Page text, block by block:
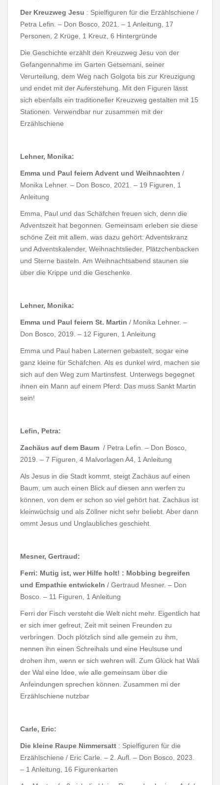
Der Kreuzweg Jesu : Spielfiguren für die Erzählschiene /
Petra Lefin. – Don Bosco, 2021. – 1 Anleitung, 17
Personen, 2 Krüge, 1 Kreuz, 6 Hintergründe
Die Geschichte erzählt den Kreuzweg Jesu von der
Gefangennahme im Garten Getsemani, seiner
Verurteilung, dem Weg nach Golgota bis zur Kreuzigung
und endet mit der Auferstehung. Mit den Figuren lässt
sich ebenfalls ein traditioneller Kreuzweg gestalten mit 15
Stationen. Verwendbar nur zusammen mit der
Erzählschiene
Lehner, Monika:
Emma und Paul feiern Advent und Weihnachten /
Monika Lehner. – Don Bosco, 2021. – 19 Figuren, 1
Anleitung
Emma, Paul und das Schäfchen freuen sich, denn die
Adventszeit hat begonnen. Gemeinsam erleben sie diese
schöne Zeit mit allem, was dazu gehört: Adventskranz
und Adventskalender, Weihnachtslieder, Plätzchenbacken
und Sterne basteln. Am Weihnachtsabend staunen sie
über die Krippe und die Geschenke.
Lehner, Monika:
Emma und Paul feiern St. Martin / Monika Lehner. –
Don Bosco, 2019. – 12 Figuren, 1 Anleitung
Emma und Paul haben Laternen gebastelt, sogar eine
ganz kleine für Schäfchen. Als es dunkel wird, machen sie
sich auf den Weg zum Martinsfest. Unterwegs begegnet
ihnen ein Mann auf einem Pferd: Das muss Sankt Martin
sein!
Lefin, Petra:
Zachäus auf dem Baum / Petra Lefin. – Don Bosco,
2019. – 7 Figuren, 4 Malvorlagen A4, 1 Anleitung
Als Jesus in die Stadt kommt, steigt Zachäus auf einen
Baum, um auch einen Blick auf diesen ann werfen zu
können, von dem er schon so viel gehört hat. Zachäus ist
kleinwüchsig und als Zöllner nicht sehr beliebt. Aber dann
ommt Jesus und Unglaubliches geschieht.
Mesner, Gertraud:
Ferri: Mutig ist, wer Hilfe holt! : Mobbing begreifen
und Empathie entwickeln / Gertraud Mesner. – Don
Bosco. – 11 Figuren, 1 Anleitung
Ferri der Fisch versteht die Welt nicht mehr. Eigentlich hat
er sich imer gefreut, Zeit mit seinen Freunden zu
verbringen. Doch plötzlich sind alle gemein zu ihm,
nennen ihn einen Schreihals und eine Heulsuse und
drohen ihm, wenn er sich wehren will. Zum Glück hat Wali
der Wal eine Idee, wie alle gemeinsam über die
Anfeindungen sprechen können. Zusammen mi der
Erzählschiene nutzbar
Carle, Eric:
Die kleine Raupe Nimmersatt : Spielfiguren für die
Erzählschiene / Eric Carle. – 2. Aufl. – Don Bosco, 2023.
– 1 Anleitung, 16 Figurenkarten